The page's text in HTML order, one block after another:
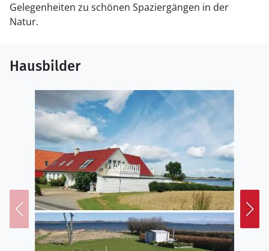
Gelegenheiten zu schönen Spaziergängen in der
Natur.
Hausbilder